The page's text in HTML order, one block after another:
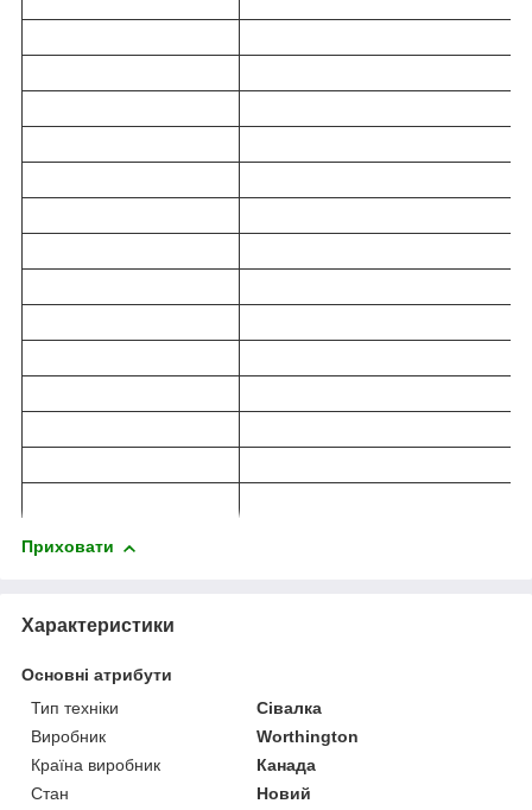
Приховати
Характеристики
Основні атрибути
Тип техніки
Сівалка
Виробник
Worthington
Країна виробник
Канада
Стан
Новий